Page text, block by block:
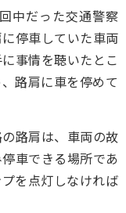
中だった交通警察
停車していた車両
事情を聴いたとこ
路肩に車を停めて
路肩は、車両の故
車できる場所であ
を点灯しなければ